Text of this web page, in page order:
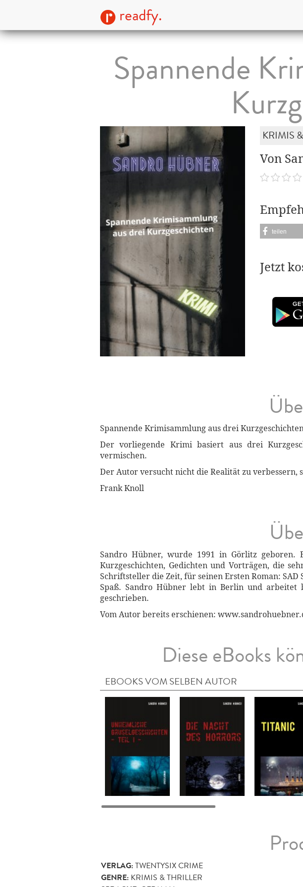
readfy.
Spannende
KRIMIS
Von
teilen
Jetzt
Spannende Krimisammlung aus drei
Der vorliegende Krimi basiert aus drei
vermischen.
Der Autor versucht nicht die Realität zu
Frank Knoll
Sandro Hübner, wurde 1991 in Görlitz
Kurzgeschichten, Gedichten und Vorträgen, die
Schriftsteller die Zeit, für seinen Ersten Roman: SAD
Spaß. Sandro Hübner lebt in Berlin und arbeitet
geschrieben.
Vom Autor bereits erschienen:
Diese eBooks
EBOOKS VOM SELBEN AUTOR
VERLAG:TWENTYSIX CRIME
GENRE: KRIMIS & THRILLER